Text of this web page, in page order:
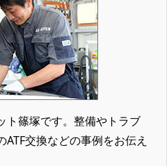
ト篠塚です。整備やトラブ
交換などの事例をお伝え